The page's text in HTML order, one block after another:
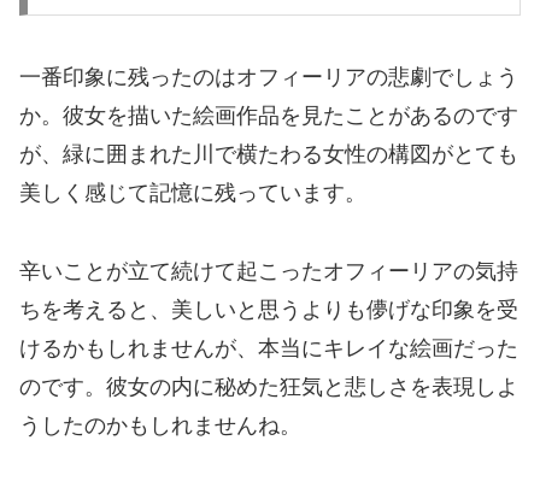
一番印象に残ったのはオフィーリアの悲劇でしょう
か。彼女を描いた絵画作品を見たことがあるのです
が、緑に囲まれた川で横たわる女性の構図がとても
美しく感じて記憶に残っています。
辛いことが立て続けて起こったオフィーリアの気持
ちを考えると、美しいと思うよりも儚げな印象を受
けるかもしれませんが、本当にキレイな絵画だった
のです。彼女の内に秘めた狂気と悲しさを表現しよ
うしたのかもしれませんね。